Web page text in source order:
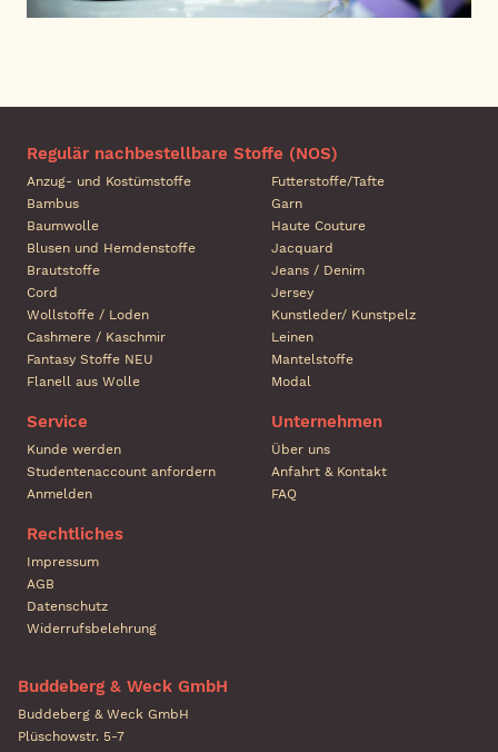
Regulär nachbestellbare Stoffe (NOS)
Anzug- und Kostümstoffe
Bambus
Baumwolle
Blusen und Hemdenstoffe
Brautstoffe
Cord
Wollstoffe / Loden
Cashmere / Kaschmir
Fantasy Stoffe NEU
Flanell aus Wolle
Futterstoffe/Tafte
Garn
Haute Couture
Jacquard
Jeans / Denim
Jersey
Kunstleder/ Kunstpelz
Leinen
Mantelstoffe
Modal
Service
Kunde werden
Studentenaccount anfordern
Anmelden
Unternehmen
Über uns
Anfahrt & Kontakt
FAQ
Rechtliches
Impressum
AGB
Datenschutz
Widerrufsbelehrung
Buddeberg & Weck GmbH
Buddeberg & Weck GmbH
Plüschowstr. 5-7